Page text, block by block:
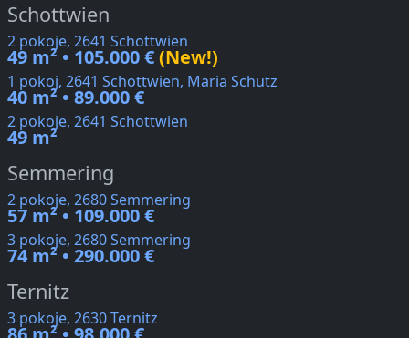
Schottwien
2 pokoje, 2641 Schottwien
49 m² • 105.000 €(New!)
1 pokoj, 2641 Schottwien, Maria Schutz
40 m² • 89.000 €
2 pokoje, 2641 Schottwien
49 m²
Semmering
2 pokoje, 2680 Semmering
57 m² • 109.000 €
3 pokoje, 2680 Semmering
74 m² • 290.000 €
Ternitz
3 pokoje, 2630 Ternitz